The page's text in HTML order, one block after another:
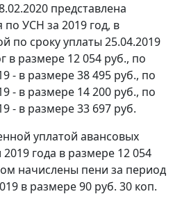
представлена
по УСН за 2019 год, в
по сроку уплаты 25.04.2019
в размере 12 054 руб., по
- в размере 38 495 руб., по
- в размере 14 200 руб., по
- в размере 33 697 руб.
уплатой авансовых
года в размере 12 054
начислены пени за период
в размере 90 руб. 30 коп.